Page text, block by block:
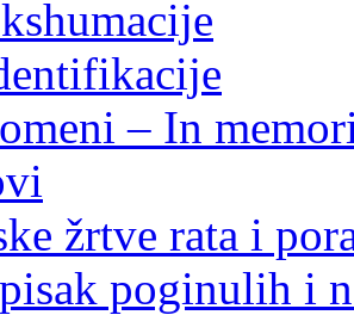
– In
žrtve rata i
poginulih i